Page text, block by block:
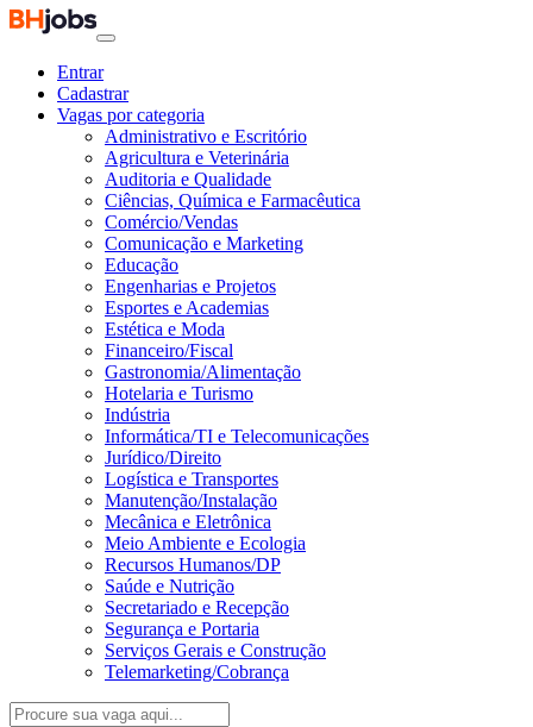
Entrar
Cadastrar
Vagas por categoria
Administrativo e Escritório
Agricultura e Veterinária
Auditoria e Qualidade
Ciências, Química e Farmacêutica
Comércio/Vendas
Comunicação e Marketing
Educação
Engenharias e Projetos
Esportes e Academias
Estética e Moda
Financeiro/Fiscal
Gastronomia/Alimentação
Hotelaria e Turismo
Indústria
Informática/TI e Telecomunicações
Jurídico/Direito
Logística e Transportes
Manutenção/Instalação
Mecânica e Eletrônica
Meio Ambiente e Ecologia
Recursos Humanos/DP
Saúde e Nutrição
Secretariado e Recepção
Segurança e Portaria
Serviços Gerais e Construção
Telemarketing/Cobrança